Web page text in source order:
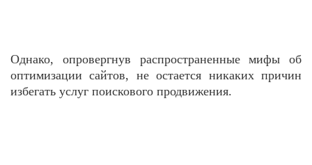
Однако, опровергнув распространенные мифы об
оптимизации сайтов, не остается никаких причин
избегать услуг поискового продвижения.